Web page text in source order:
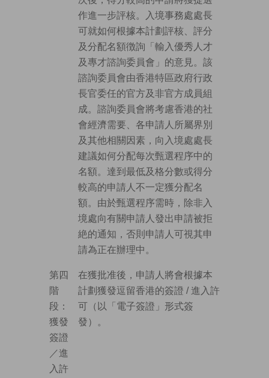
作進一步評核。入境事務處處長
可就如何根據本計劃評核、評分
及分配名額徴詢「輸入優秀人才
及專才諮詢委員會」的意見。該
諮詢委員會由香港特區政府行政
長官委任的官方及非官方成員組
成。諮詢委員會將考慮香港的社
會經濟需要、各申請人所屬界別
及其他相關因素，向入境處處長
建議如何分配每次甄選程序中的
名額。達到最低及格分數或得分
較高的申請人不一定獲分配名
額。由於甄選程序需時，除非入
境處向有關申請人發出申請被拒
絶的通知，否則申請人可視其申
請為正在辦理中。
第四
階
段：
獲發
簽證
／進
入許
在獲批准後，申請人將會根據本
計劃獲發逗留香港的簽證 / 進入許
可（以「電子簽證」形式簽
發）。